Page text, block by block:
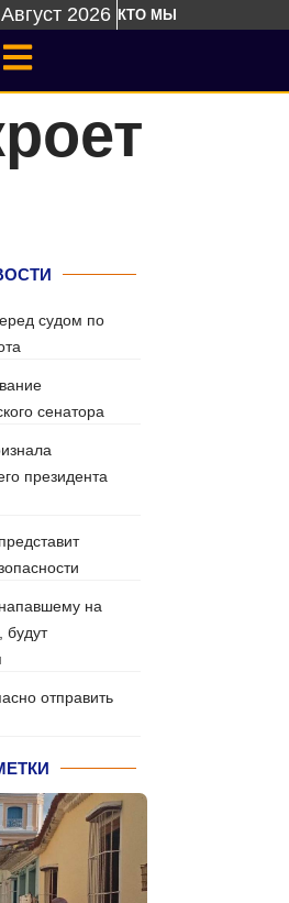
2026 КТО МЫ
судом по
сенатора
президента
на
будут
отправить